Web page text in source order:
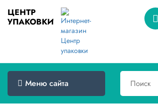
ЦЕНТР
УПАКОВКИ
Меню сайта
Меню
Товары
оптом